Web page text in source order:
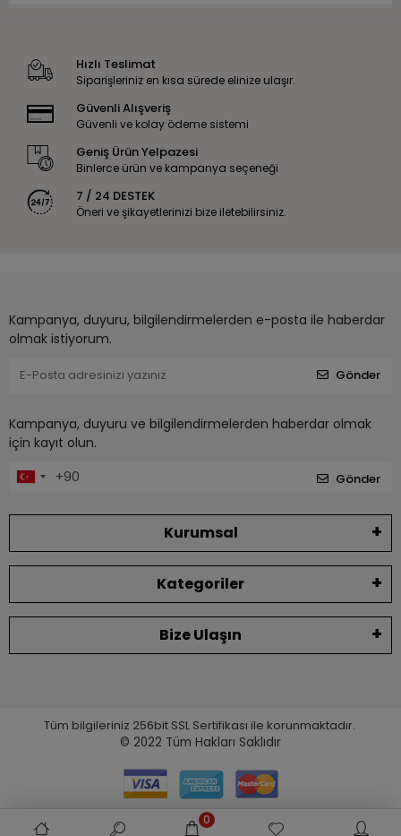
Hızlı Teslimat
Siparişleriniz en kısa sürede elinize ulaşır.
Güvenli Alışveriş
Güvenli ve kolay ödeme sistemi
Geniş Ürün Yelpazesi
Binlerce ürün ve kampanya seçeneği
7 / 24 DESTEK
Öneri ve şikayetlerinizi bize iletebilirsiniz.
Kampanya, duyuru, bilgilendirmelerden e-posta ile haberdar
olmak istiyorum.
Gönder
Kampanya, duyuru ve bilgilendirmelerden haberdar olmak
için kayıt olun.
Gönder
Kurumsal
Kategoriler
Bize Ulaşın
Tüm bilgileriniz 256bit SSL Sertifikası ile korunmaktadır.
© 2022 Tüm Hakları Saklıdır
0